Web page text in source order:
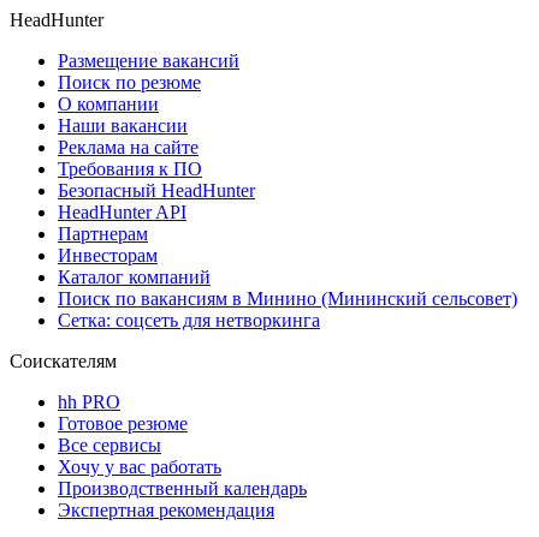
HeadHunter
Размещение вакансий
Поиск по резюме
О компании
Наши вакансии
Реклама на сайте
Требования к ПО
Безопасный HeadHunter
HeadHunter API
Партнерам
Инвесторам
Каталог компаний
Поиск по вакансиям в Минино (Мининский сельсовет)
Сетка: соцсеть для нетворкинга
Соискателям
hh PRO
Готовое резюме
Все сервисы
Хочу у вас работать
Производственный календарь
Экспертная рекомендация